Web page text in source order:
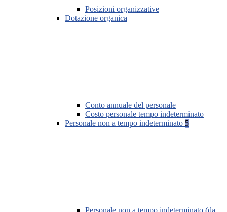
Posizioni organizzative
Dotazione organica
Conto annuale del personale
Costo personale tempo indeterminato
Personale non a tempo indeterminato 5